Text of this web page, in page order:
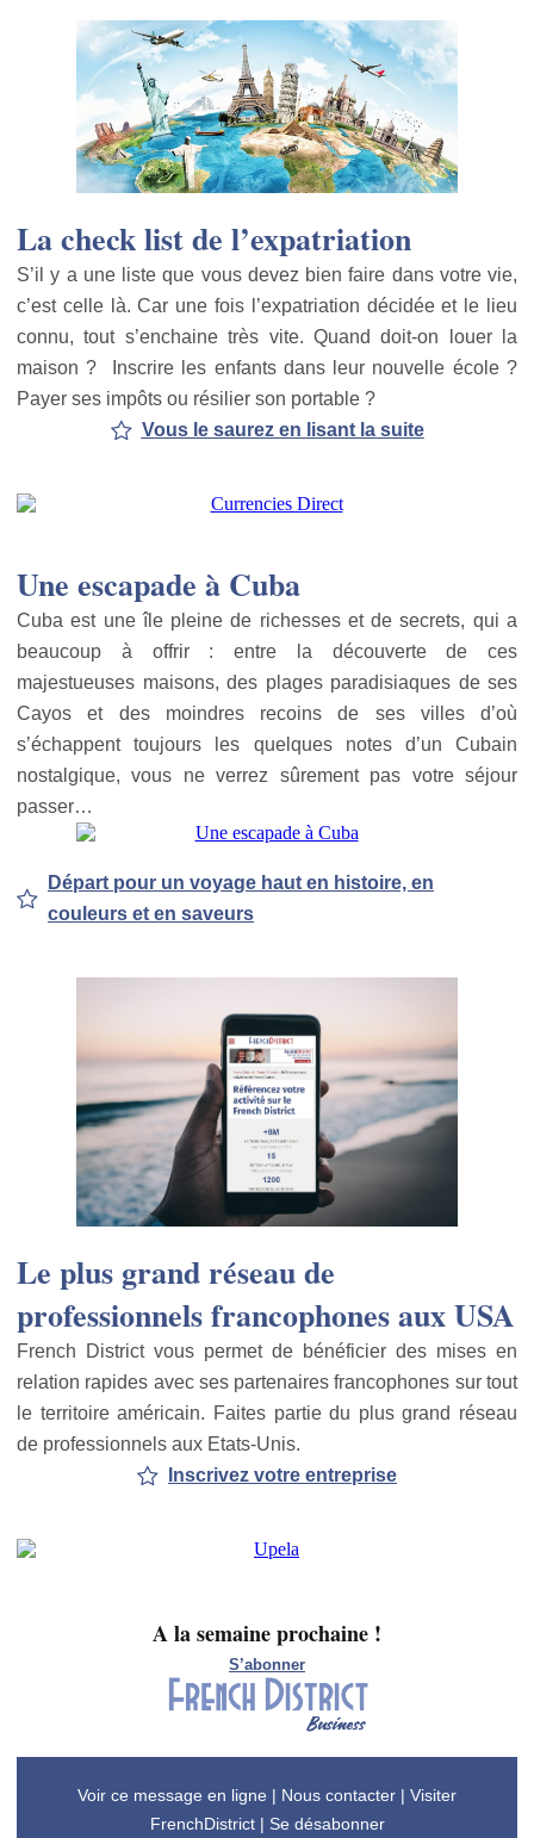
La check list de l’expatriation
S’il y a une liste que vous devez bien faire dans votre vie,
c’est celle là. Car une fois l’expatriation décidée et le lieu
connu, tout s’enchaine très vite. Quand doit-on louer la
maison ? Inscrire les enfants dans leur nouvelle école ?
Payer ses impôts ou résilier son portable ?
Vous le saurez en lisant la suite
Une escapade à Cuba
Cuba est une île pleine de richesses et de secrets, qui a
beaucoup à offrir : entre la découverte de ces
majestueuses maisons, des plages paradisiaques de ses
Cayos et des moindres recoins de ses villes d’où
s’échappent toujours les quelques notes d’un Cubain
nostalgique, vous ne verrez sûrement pas votre séjour
passer…
Départ pour un voyage haut en histoire, en
couleurs et en saveurs
Le plus grand réseau de
professionnels francophones aux USA
French District vous permet de bénéficier des mises en
relation rapides avec ses partenaires francophones sur tout
le territoire américain. Faites partie du plus grand réseau
de professionnels aux Etats-Unis.
Inscrivez votre entreprise
A la semaine prochaine !
S’abonner
Voir ce message en ligne | Nous contacter | Visiter
FrenchDistrict| Se désabonner